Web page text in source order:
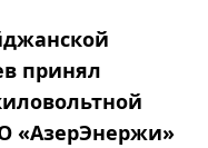
принял
«АзерЭнержи»